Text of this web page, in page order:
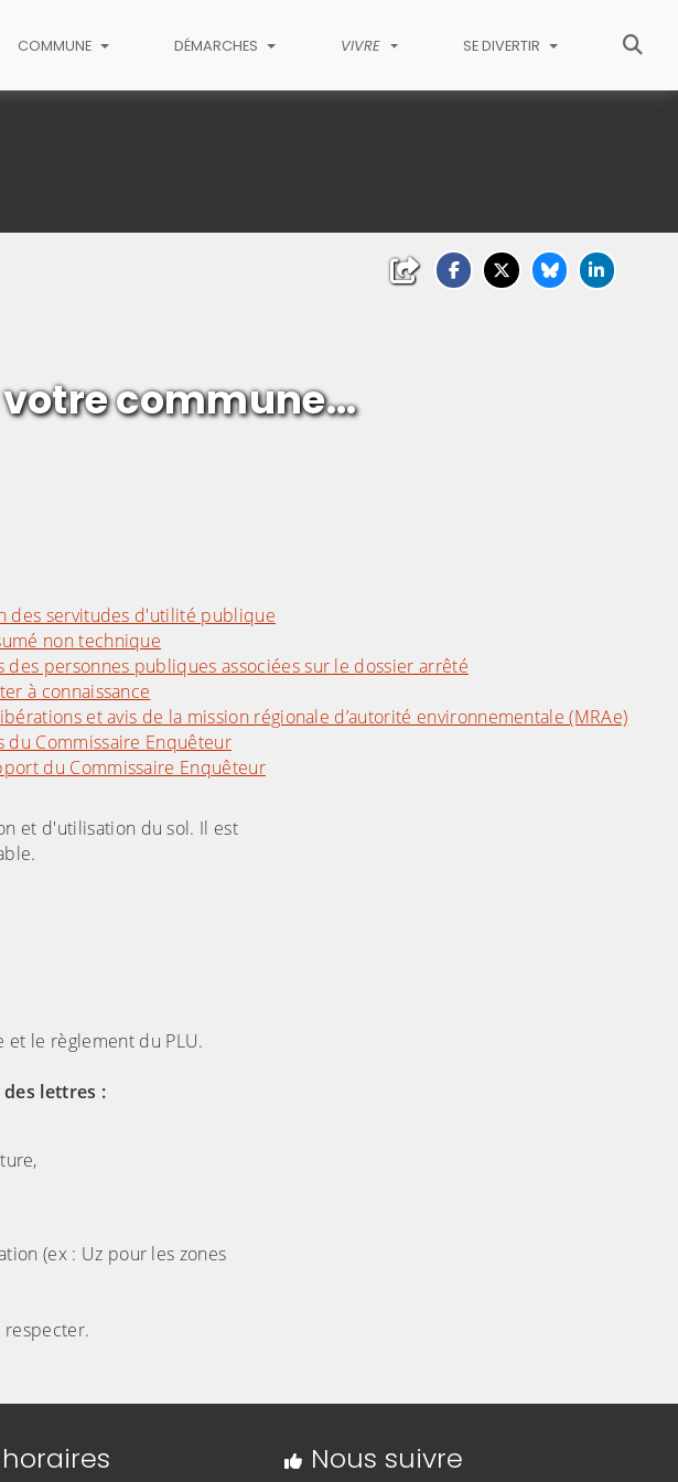
COMMUNE DÉMARCHES VIVRE SE DIVERTIR
commune...
des servitudes d'utilité publique
non technique
des personnes publiques associées sur le dossier arrêté
à connaissance
et avis de la mission régionale d’autorité environnementale (MRAe)
du Commissaire Enquêteur
du Commissaire Enquêteur
et d'utilisation du sol. Il est
le règlement du PLU.
lettres :
(ex : Uz pour les zones
respecter.
horaires Nous suivre